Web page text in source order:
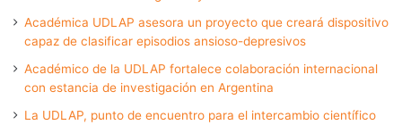
Académica UDLAP asesora un proyecto que creará dispositivo
capaz de clasificar episodios ansioso-depresivos
Académico de la UDLAP fortalece colaboración internacional
con estancia de investigación en Argentina
La UDLAP, punto de encuentro para el intercambio científico